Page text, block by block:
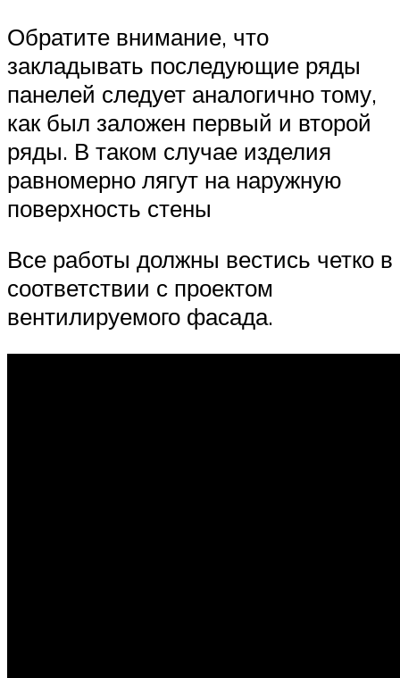
Обратите внимание, что
закладывать последующие ряды
панелей следует аналогично тому,
как был заложен первый и второй
ряды. В таком случае изделия
равномерно лягут на наружную
поверхность стены
Все работы должны вестись четко в
соответствии с проектом
вентилируемого фасада.